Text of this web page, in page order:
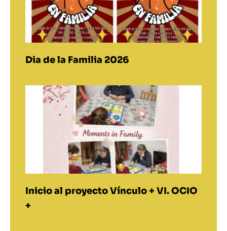
Dia de la Familia 2026
Inicio al proyecto Vínculo + VI. OCIO
+